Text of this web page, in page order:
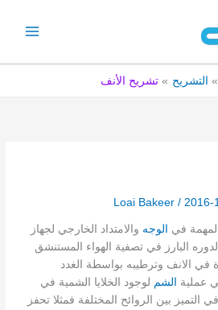
التشريح تشريح الأنف
Loai Bakeer / 2016-
في الوجه والامتداد الخارجي لجهاز
لدوره البارز في تصفية الهواء المستنشق
في الانف وترطيبه بواسطة الغدد
عملية
الشم لوجود الخلايا الشمية في
بين الروائح المختلفة فمثلا تحفز